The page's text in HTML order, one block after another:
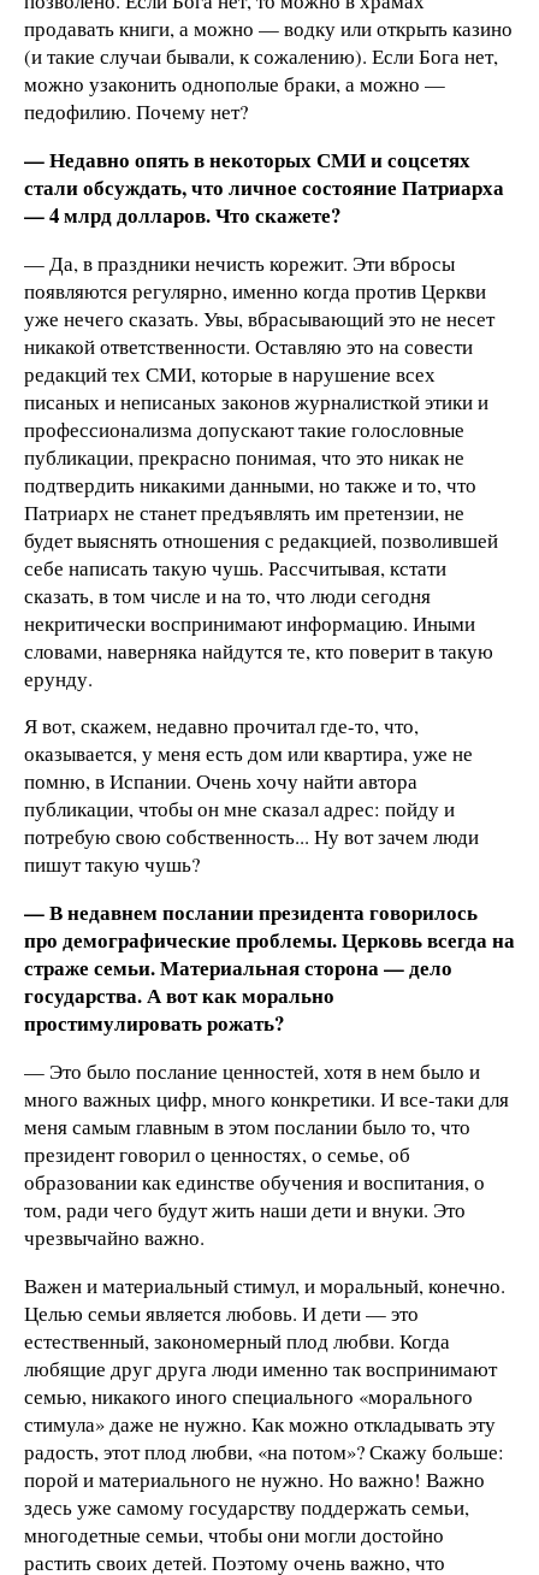
продавать книги, а можно — водку или открыть казино
(и такие случаи бывали, к сожалению). Если Бога нет,
можно узаконить однополые браки, а можно —
педофилию. Почему нет?
— Недавно опять в некоторых СМИ и соцсетях
стали обсуждать, что личное состояние Патриарха
— 4 млрд долларов. Что скажете?
— Да, в праздники нечисть корежит. Эти вбросы
появляются регулярно, именно когда против Церкви
уже нечего сказать. Увы, вбрасывающий это не несет
никакой ответственности. Оставляю это на совести
редакций тех СМИ, которые в нарушение всех
писаных и неписаных законов журналисткой этики и
профессионализма допускают такие голословные
публикации, прекрасно понимая, что это никак не
подтвердить никакими данными, но также и то, что
Патриарх не станет предъявлять им претензии, не
будет выяснять отношения с редакцией, позволившей
себе написать такую чушь. Рассчитывая, кстати
сказать, в том числе и на то, что люди сегодня
некритически воспринимают информацию. Иными
словами, наверняка найдутся те, кто поверит в такую
ерунду.
Я вот, скажем, недавно прочитал где-то, что,
оказывается, у меня есть дом или квартира, уже не
помню, в Испании. Очень хочу найти автора
публикации, чтобы он мне сказал адрес: пойду и
потребую свою собственность... Ну вот зачем люди
пишут такую чушь?
— В недавнем послании президента говорилось
про демографические проблемы. Церковь всегда на
страже семьи. Материальная сторона — дело
государства. А вот как морально
простимулировать рожать?
— Это было послание ценностей, хотя в нем было и
много важных цифр, много конкретики. И все-таки для
меня самым главным в этом послании было то, что
президент говорил о ценностях, о семье, об
образовании как единстве обучения и воспитания, о
том, ради чего будут жить наши дети и внуки. Это
чрезвычайно важно.
Важен и материальный стимул, и моральный, конечно.
Целью семьи является любовь. И дети — это
естественный, закономерный плод любви. Когда
любящие друг друга люди именно так воспринимают
семью, никакого иного специального «морального
стимула» даже не нужно. Как можно откладывать эту
радость, этот плод любви, «на потом»? Скажу больше:
порой и материального не нужно. Но важно! Важно
здесь уже самому государству поддержать семьи,
многодетные семьи, чтобы они могли достойно
растить своих детей. Поэтому очень важно, что